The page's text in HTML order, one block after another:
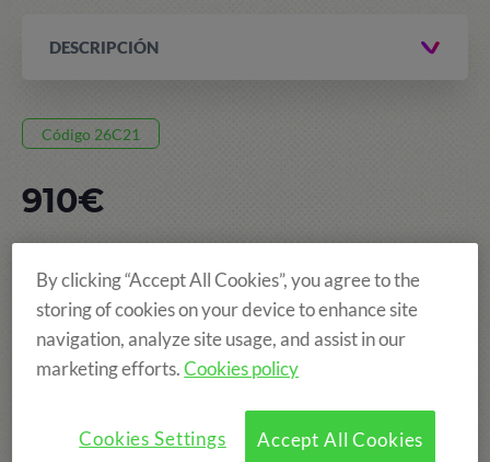
DESCRIPCIÓN
Código 26C21
POBLET
EDAD: DE 8 A 15 AÑOS
910€
The Original and still the Best!
By clicking “Accept All Cookies”, you agree to the
storing of cookies on your device to enhance site
navigation, analyze site usage, and assist in our
marketing efforts.Cookies policy
Accept All Cookies
Cookies Settings